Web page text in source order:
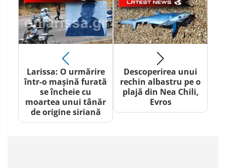
Larissa: O urmărire
într-o mașină furată
se încheie cu
moartea unui tânăr
de origine siriană
Descoperirea unui
rechin albastru pe o
plajă din Nea Chili,
Evros